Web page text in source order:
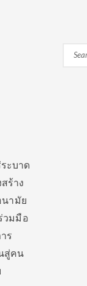
ะบาด
ร้าง
นามัย
วมมือ
ร
สู่คน
Search